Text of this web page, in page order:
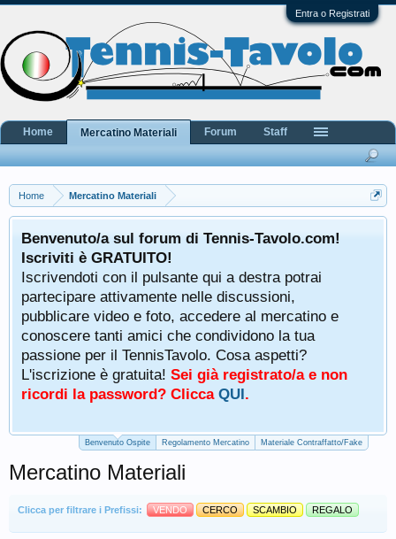
Entra o Registrati
Home Mercatino Materiali
Benvenuto/a sul forum di Tennis-Tavolo.com!
Iscriviti è GRATUITO!
Iscrivendoti con il pulsante qui a destra potrai
partecipare attivamente nelle discussioni,
pubblicare video e foto, accedere al mercatino e
conoscere tanti amici che condividono la tua
passione per il TennisTavolo. Cosa aspetti?
L'iscrizione è gratuita! Sei già registrato/a e non
ricordi la password? Clicca QUI.
Benvenuto Ospite Regolamento Mercatino Materiale Contraffatto/Fake
Mercatino Materiali
Clicca per filtrare i Prefissi: VENDO CERCO SCAMBIO REGALO
Home Mercatino Materiali Forum Staff